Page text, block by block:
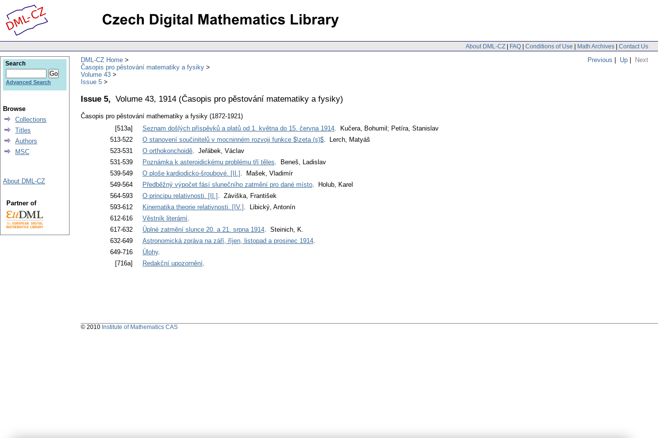
About DML-CZ | FAQ | Conditions of Use | Math Archives | Contact Us
Previous | Up | Next
DML-CZ Home
Časopis pro pěstování matematiky a fysiky
Volume 43
Issue 5
Issue 5, Volume 43, 1914 (Časopis pro pěstování matematiky a fysiky)
Časopis pro pěstování mathematiky a fysiky (1872-1921)
[513a]
Seznam došlých příspěvků a platů od 1. května do 15. června 1914. Kučera, Bohumil; Petíra, Stanislav
513-522
O stanovení součinitelů v mocninném rozvoji funkce $\zeta (s)$. Lerch, Matyáš
523-531
O orthokonchoidě. Jeřábek, Václav
531-539
Poznámka k asteroidickému problému tří těles. Beneš, Ladislav
539-549
O ploše kardiodicko-šroubové. [II.] . Mašek, Vladimír
549-564
Předběžný výpočet fásí slunečního zatmění pro dané místo. Holub, Karel
564-593
O principu relativnosti. [II.] . Záviška, František
593-612
Kinematika theorie relativnosti. [IV.] . Libický, Antonín
612-616
Věstník literární.
617-632
Úplné zatmění slunce 20. a 21. srpna 1914. Steinich, K.
632-649
Astronomická zpráva na září, říjen, listopad a prosinec 1914.
649-716
Úlohy.
[716a]
Redakční upozornění.
Search
Advanced Search
Browse
Collections
Titles
Authors
MSC
About DML-CZ
Partner of
© 2010 Institute of Mathematics CAS